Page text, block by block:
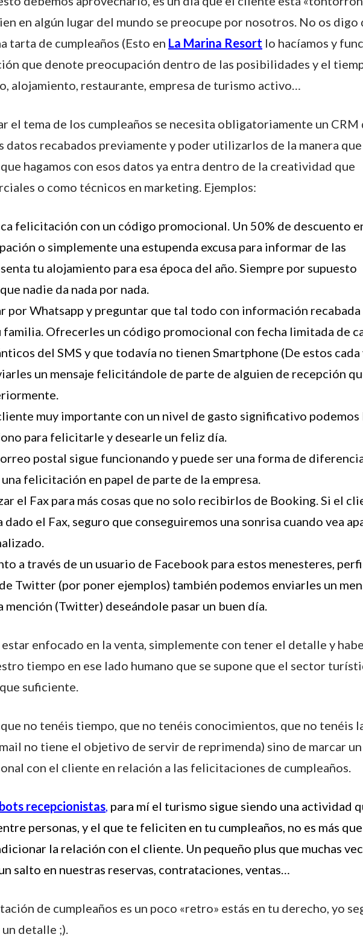
en algún lugar del mundo se preocupe por nosotros. No os digo
tarta de cumpleaños (Esto en La Marina Resort lo hacíamos y
que denote preocupación dentro de las posibilidades y el
alojamiento, restaurante, empresa de turismo activo…
el tema de los cumpleaños se necesita obligatoriamente un CRM
datos recabados previamente y poder utilizarlos de la manera que
hagamos con esos datos ya entra dentro de la creatividad que
o como técnicos en marketing. Ejemplos:
felicitación con un código promocional. Un 50% de descuento
o simplemente una estupenda excusa para informar de las
tu alojamiento para esa época del año. Siempre por supuesto
nadie da nada por nada.
por Whatsapp y preguntar que tal todo con información recabada
familia. Ofrecerles un código promocional con fecha limitada de
del SMS y que todavía no tienen Smartphone (De estos cada
un mensaje felicitándole de parte de alguien de recepción
muy importante con un nivel de gasto significativo
para felicitarle y desearle un feliz día.
postal sigue funcionando y puede ser una forma de
felicitación en papel de parte de la empresa.
el Fax para más cosas que no solo recibirlos de Booking. Si el
dado el Fax, seguro que conseguiremos una sonrisa cuando vea
a través de un usuario de Facebook para estos menesteres,
Twitter (por poner ejemplos) también podemos enviarles un
mención (Twitter) deseándole pasar un buen día.
enfocado en la venta, simplemente con tener el detalle y
tiempo en ese lado humano que se supone que el sector
suficiente.
no tenéis tiempo, que no tenéis conocimientos, que no tenéis
no tiene el objetivo de servir de reprimenda) sino de marcar un
con el cliente en relación a las felicitaciones de cumpleaños.
recepcionistas para mí el turismo sigue siendo una actividad
personas, y el que te feliciten en tu cumpleaños, no es más
la relación con el cliente. Un pequeño plus que muchas
salto en nuestras reservas, contrataciones, ventas…
de cumpleaños es un poco «retro» estás en tu derecho, yo
detalle ;).